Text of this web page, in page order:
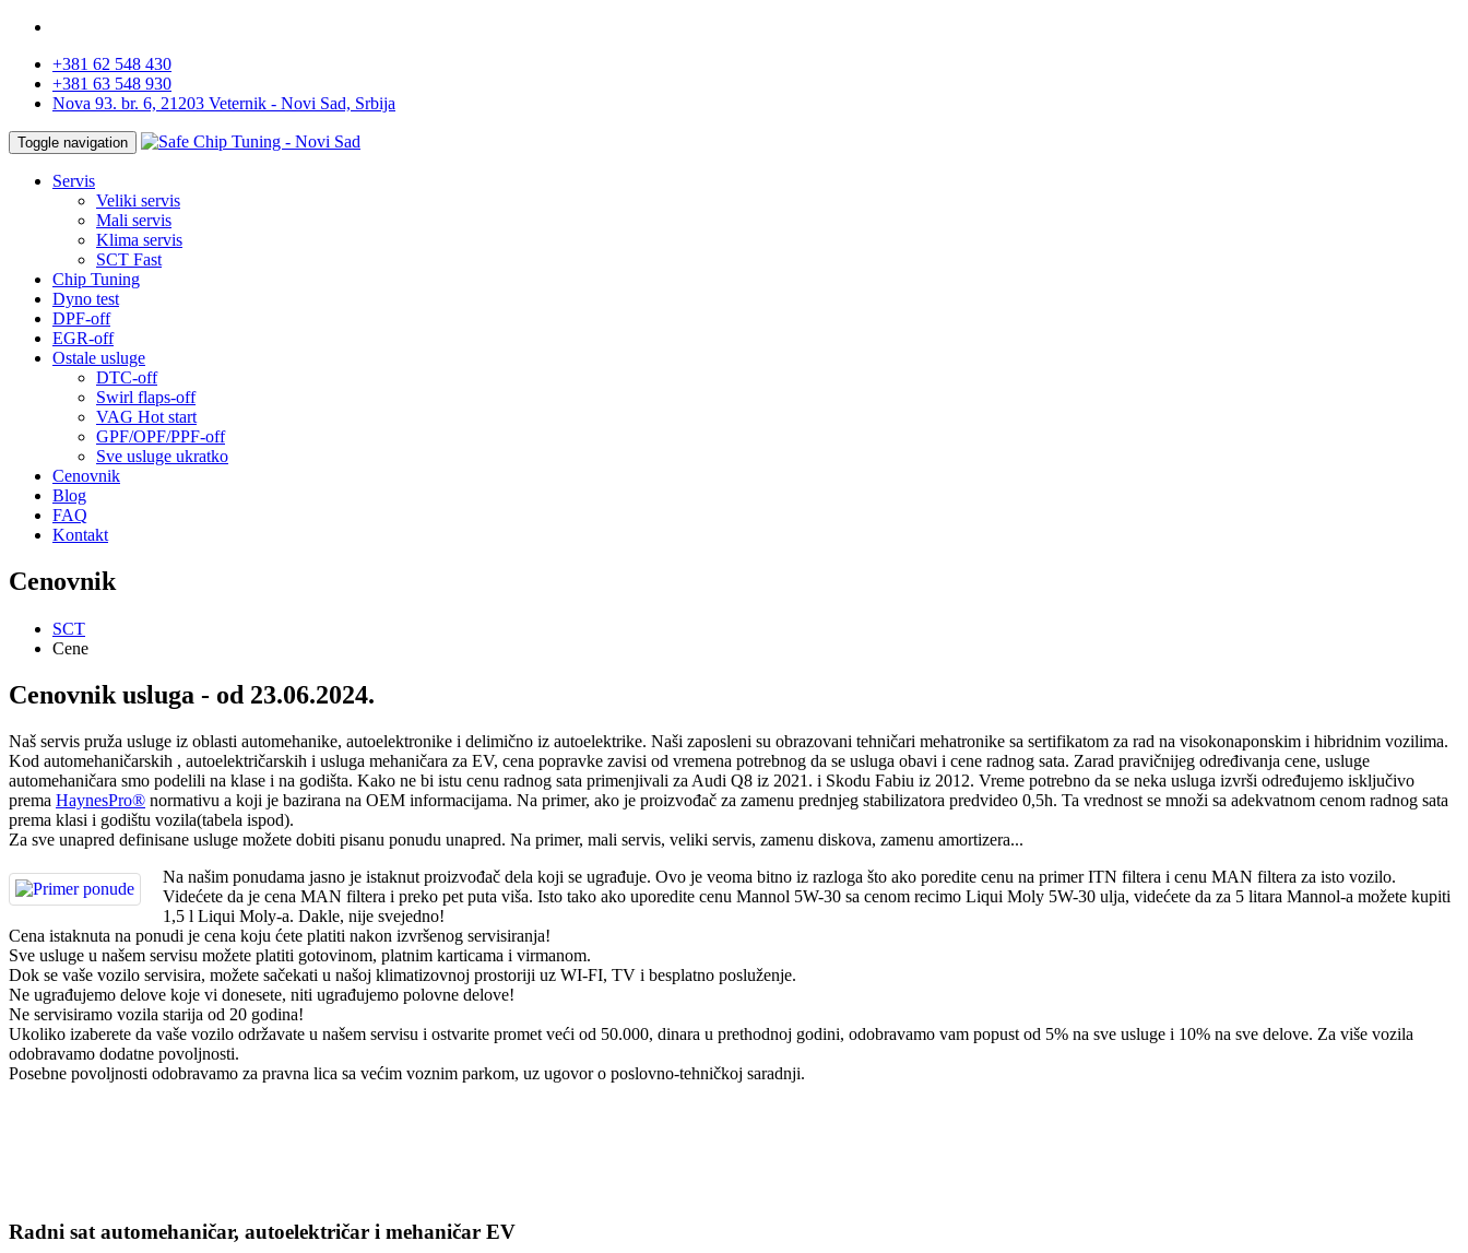
+381 62 548 430
+381 63 548 930
Nova 93. br. 6, 21203 Veternik - Novi Sad, Srbija
Toggle navigation
Servis
Veliki servis
Mali servis
Klima servis
SCT Fast
Chip Tuning
Dyno test
DPF-off
EGR-off
Ostale usluge
DTC-off
Swirl flaps-off
VAG Hot start
GPF/OPF/PPF-off
Sve usluge ukratko
Cenovnik
Blog
FAQ
Kontakt
Cenovnik
SCT
Cene
Cenovnik usluga - od 23.06.2024.
Naš servis pruža usluge iz oblasti automehanike, autoelektronike i delimično iz autoelektrike. Naši zaposleni su obrazovani tehničari mehatronike sa sertifikatom za rad na visokonaponskim i hibridnim vozilima.
Kod automehaničarskih , autoelektričarskih i usluga mehaničara za EV, cena popravke zavisi od vremena potrebnog da se usluga obavi i cene radnog sata. Zarad pravičnijeg određivanja cene, usluge
automehaničara smo podelili na klase i na godišta. Kako ne bi istu cenu radnog sata primenjivali za Audi Q8 iz 2021. i Skodu Fabiu iz 2012. Vreme potrebno da se neka usluga izvrši određujemo isključivo
prema HaynesPro® normativu a koji je bazirana na OEM informacijama. Na primer, ako je proizvođač za zamenu prednjeg stabilizatora predvideo 0,5h. Ta vrednost se množi sa adekvatnom cenom radnog sata
prema klasi i godištu vozila(tabela ispod).
Za sve unapred definisane usluge možete dobiti pisanu ponudu unapred. Na primer, mali servis, veliki servis, zamenu diskova, zamenu amortizera...
Na našim ponudama jasno je istaknut proizvođač dela koji se ugrađuje. Ovo je veoma bitno iz razloga što ako poredite cenu na primer ITN filtera i cenu MAN filtera za isto vozilo.
Videćete da je cena MAN filtera i preko pet puta viša. Isto tako ako uporedite cenu Mannol 5W-30 sa cenom recimo Liqui Moly 5W-30 ulja, videćete da za 5 litara Mannol-a možete kupiti
1,5 l Liqui Moly-a. Dakle, nije svejedno!
Cena istaknuta na ponudi je cena koju ćete platiti nakon izvršenog servisiranja!
Sve usluge u našem servisu možete platiti gotovinom, platnim karticama i virmanom.
Dok se vaše vozilo servisira, možete sačekati u našoj klimatizovnoj prostoriji uz WI-FI, TV i besplatno posluženje.
Ne ugrađujemo delove koje vi donesete, niti ugrađujemo polovne delove!
Ne servisiramo vozila starija od 20 godina!
Ukoliko izaberete da vaše vozilo održavate u našem servisu i ostvarite promet veći od 50.000, dinara u prethodnoj godini, odobravamo vam popust od 5% na sve usluge i 10% na sve delove. Za više vozila
odobravamo dodatne povoljnosti.
Posebne povoljnosti odobravamo za pravna lica sa većim voznim parkom, uz ugovor o poslovno-tehničkoj saradnji.
Radni sat automehaničar, autoelektričar i mehaničar EV